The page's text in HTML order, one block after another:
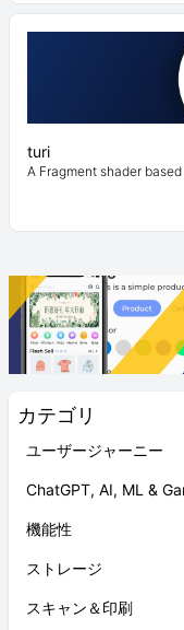
カテゴリ
ユーザージャーニー
ChatGPT, AI, ML &
機能性
ストレージ
スキャン＆印刷
turi
A Fragment shader